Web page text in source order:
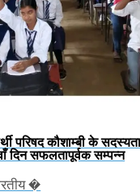
परिषद कौशाम्बी के
दिन सफलतापूर्वक सम्पन्न
�